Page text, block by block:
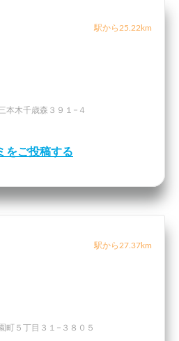
駅から25.22km
本木千歳森３９１−４
をご投稿する
駅から27.37km
町５丁目３１−３８０５